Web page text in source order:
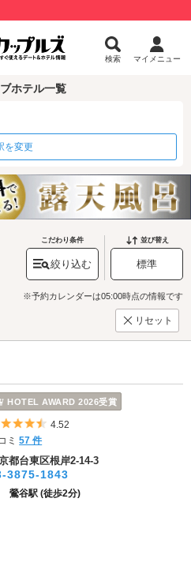
検索 マイメニュー
ホテル一覧
を変更
こだわり条件
絞り込む
並び替え
標準
※予約カレンダーは05:00時点の情報です
リセット
HOTEL AWARD 2026受賞
5つ星のうち4.5
4.52
ミ57 件
都台東区根岸2-14-3
3875-1843
鶯谷駅 (徒歩2分)